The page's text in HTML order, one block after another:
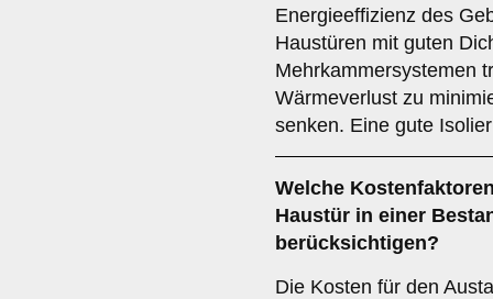
Energieeffizienz des
Haustüren mit guten
Mehrkammersystemen
Wärmeverlust zu
senken. Eine gute
Welche
Haustür in einer
berücksichtigen?
Die Kosten für den